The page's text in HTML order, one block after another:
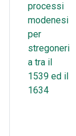
processi
modenesi
per
stregoneri
a tra il
1539 ed il
1634